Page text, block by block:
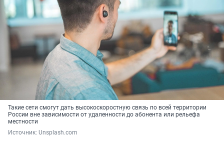
Такие сети смогут дать высокоскоростную связь по всей территории
России вне зависимости от удаленности до абонента или рельефа
местности
Источник: Unsplash.com